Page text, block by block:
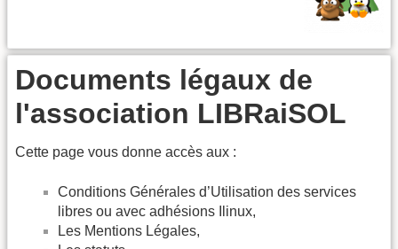
Documents légaux de
l'association LIBRaiSOL
Cette page vous donne accès aux :
Conditions Générales d’Utilisation des services
libres ou avec adhésions Ilinux,
Les Mentions Légales,